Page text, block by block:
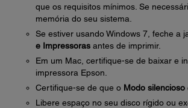
que os requisitos mínimos. Se
memória do seu sistema.
Se estiver usando Windows 7, feche a
e Impressoras antes de imprimir.
Em um Mac, certifique-se de baixar e
impressora Epson.
Certifique-se de que o Modo silencioso
Libere espaço no seu disco rígido ou